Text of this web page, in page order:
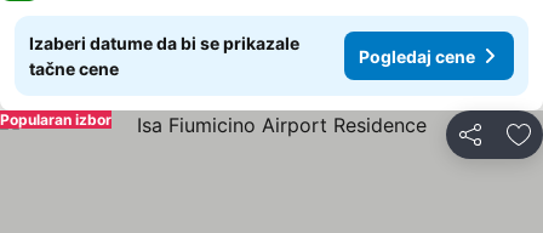
Izaberi datume da bi se prikazale
tačne cene
Pogledaj cene
Deli
Popularan izbor